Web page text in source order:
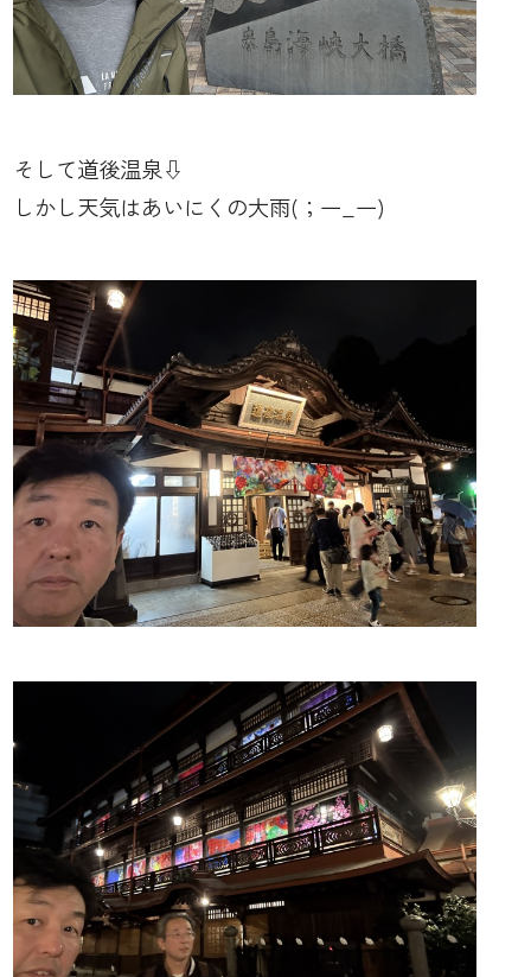
そして道後温泉⇩
しかし天気はあいにくの大雨(；一_一)